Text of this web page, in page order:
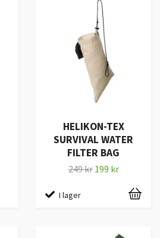
HELIKON-TEX
SURVIVAL WATER
FILTER BAG
249 kr 199 kr
I lager